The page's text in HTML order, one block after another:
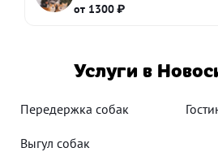
от 1300 ₽
Услуги в
Передержка собак
Выгул собак